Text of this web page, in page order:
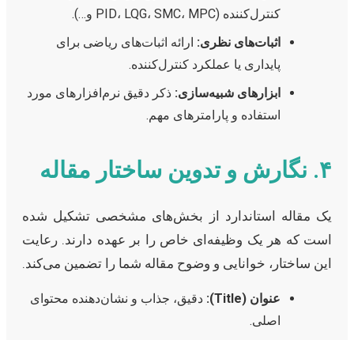
کنترل‌کننده (PID، LQG، SMC، MPC و…).
اثبات‌های نظری: ارائه اثبات‌های ریاضی برای
پایداری یا عملکرد کنترل‌کننده.
ابزارهای شبیه‌سازی: ذکر دقیق نرم‌افزارهای مورد
استفاده و پارامترهای مهم.
۴. نگارش و تدوین ساختار مقاله
یک مقاله استاندارد از بخش‌های مشخصی تشکیل شده
است که هر یک وظیفه‌ای خاص را بر عهده دارند. رعایت
این ساختار، خوانایی و وضوح مقاله شما را تضمین می‌کند.
عنوان (Title):
دقیق، جذاب و نشان‌دهنده محتوای
اصلی.